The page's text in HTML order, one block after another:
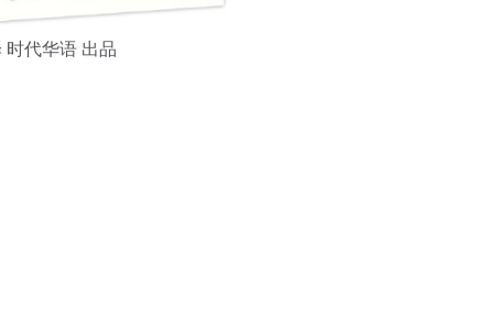
时代华语 出品